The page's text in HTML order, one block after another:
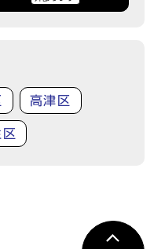
高津区
区